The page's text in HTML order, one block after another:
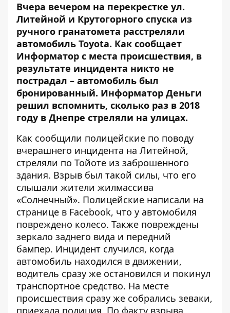
Вчера вечером на перекрестке ул.
Литейной и Крутогорного спуска из
ручного гранатомета расстреляли
автомобиль Toyota. Как сообщает
Информатор с места происшествия, в
результате инцидента никто не
пострадал – автомобиль был
бронированный. Информатор Деньги
решил вспомнить, сколько раз в 2018
году в Днепре стреляли на улицах.
Как сообщили полицейские по поводу
вчерашнего инцидента на Литейной,
стреляли по Тойоте из заброшенного
здания. Взрыв был такой силы, что его
слышали жители жилмассива
«Солнечный». Полицейские написали на
странице в Facebook, что у автомобиля
повреждено колесо. Также повреждены
зеркало заднего вида и передний
бампер. Инцидент случился, когда
автомобиль находился в движении,
водитель сразу же остановился и покинул
транспортное средство. На месте
происшествия сразу же собрались зеваки,
приехала полиция. По факту взрыва